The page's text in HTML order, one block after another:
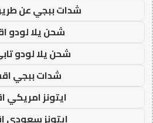
شدات ببجي عن
شحن يلا لودو
شحن يلا لودو
شدات ببجي
ايتونز امريكي
ايتونز سعودي